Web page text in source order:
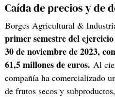
Caída de precios y de
Borges Agricultural &
primer semestre del
30 de noviembre de 2023,
61,5 millones de euros. Al
compañía ha comercializado
de frutos secos y